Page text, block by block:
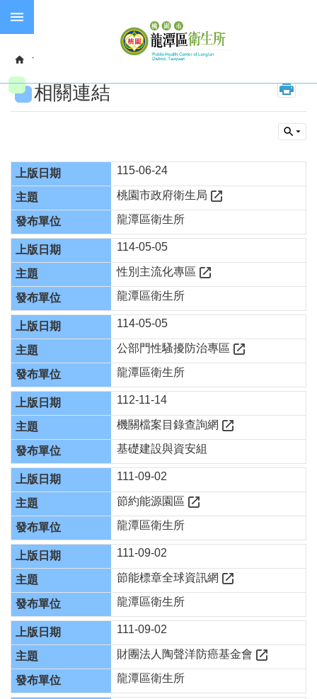
跳到主要內容區塊
預
防
長
照
服
務
進
階
搜
尋
認
識
我
們
訊
息
公
告
門
診
資
訊
業
務
資
訊
便
民
服
務
首頁 相關連結
相關連結
115-06-24
桃園市政府衛生局
龍潭區衛生所
114-05-05
性別主流化專區
龍潭區衛生所
114-05-05
公部門性騷擾防治專區
龍潭區衛生所
112-11-14
機關檔案目錄查詢網
基礎建設與資安組
111-09-02
節約能源園區
龍潭區衛生所
111-09-02
節能標章全球資訊網
龍潭區衛生所
111-09-02
財團法人陶聲洋防癌基金會
龍潭區衛生所